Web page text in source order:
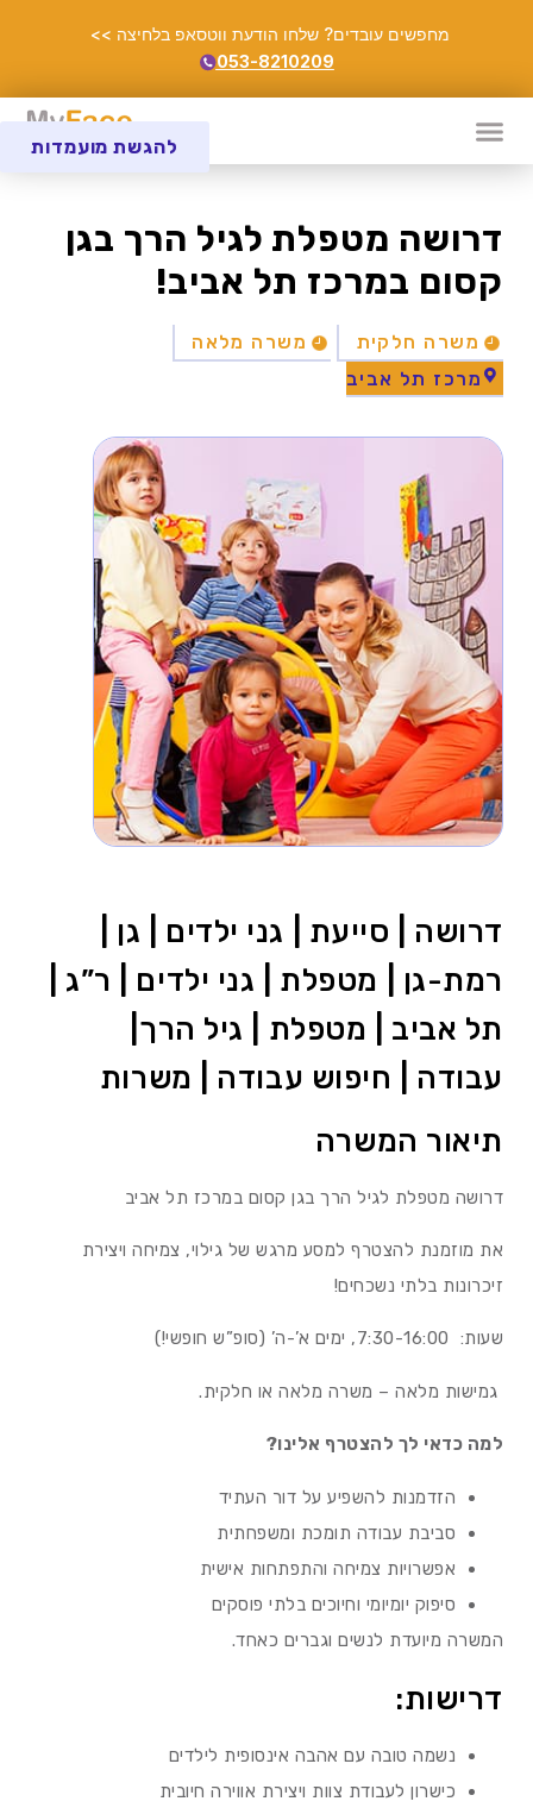
מחפשים עובדים? שלחו הודעת ווטסאפ בלחיצה >>
053-8210209
דרושה מטפלת לגיל הרך בגן
קסום במרכז תל אביב!
משרה חלקית
משרה מלאה
מרכז תל אביב
להגשת מועמדות
דרושה | סייעת | גני ילדים | גן |
רמת-גן | מטפלת | גני ילדים | ר”ג |
תל אביב | מטפלת | גיל הרך|
עבודה | חיפוש עבודה | משרות
תיאור המשרה
דרושה מטפלת לגיל הרך בגן קסום במרכז תל אביב
את מוזמנת להצטרף למסע מרגש של גילוי, צמיחה ויצירת
זיכרונות בלתי נשכחים!
שעות: 7:30-16:00, ימים א’-ה’ (סופ”ש חופשי!)
גמישות מלאה – משרה מלאה או חלקית.
למה כדאי לך להצטרף אלינו?
הזדמנות להשפיע על דור העתיד
סביבת עבודה תומכת ומשפחתית
אפשרויות צמיחה והתפתחות אישית
סיפוק יומיומי וחיוכים בלתי פוסקים
המשרה מיועדת לנשים וגברים כאחד.
דרישות:
נשמה טובה עם אהבה אינסופית לילדים
כישרון לעבודת צוות ויצירת אווירה חיובית